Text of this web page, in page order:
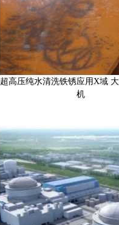
超高压纯水清洗铁锈应用X域
机